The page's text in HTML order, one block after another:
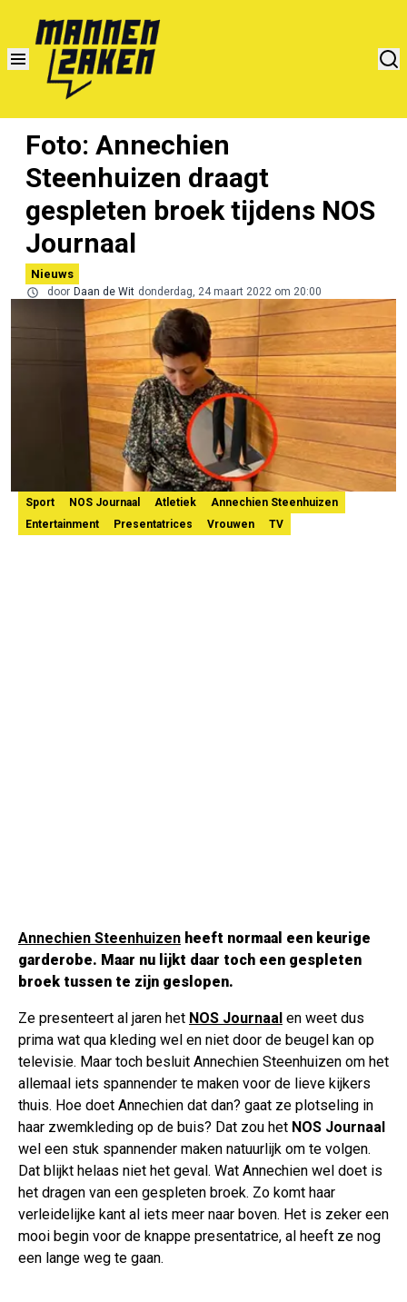
Foto: Annechien
Steenhuizen draagt
gespleten broek tijdens NOS
Journaal
Nieuws
door Daan de Wit donderdag, 24 maart 2022 om 20:00
Sport NOS Journaal Atletiek
Annechien Steenhuizen
Entertainment
Presentatrices Vrouwen TV
Annechien Steenhuizen heeft normaal een keurige
garderobe. Maar nu lijkt daar toch een gespleten
broek tussen te zijn geslopen.
Ze presenteert al jaren het NOS Journaal en weet dus
prima wat qua kleding wel en niet door de beugel kan op
televisie. Maar toch besluit Annechien Steenhuizen om het
allemaal iets spannender te maken voor de lieve kijkers
thuis. Hoe doet Annechien dat dan? gaat ze plotseling in
haar zwemkleding op de buis? Dat zou het NOS Journaal
wel een stuk spannender maken natuurlijk om te volgen.
Dat blijkt helaas niet het geval. Wat Annechien wel doet is
het dragen van een gespleten broek. Zo komt haar
verleidelijke kant al iets meer naar boven. Het is zeker een
mooi begin voor de knappe presentatrice, al heeft ze nog
een lange weg te gaan.